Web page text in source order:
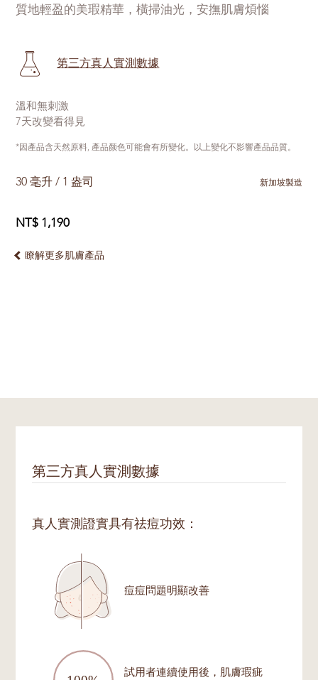
質地輕盈的美瑕精華，橫掃油光，安撫肌膚煩惱
第三方真人實測數據
溫和無刺激
7天改變看得見
*因產品含天然原料, 產品颜色可能會有所變化。以上變化不影響產品品質。
30 毫升 / 1 盎司 新加坡製造
NT$ 1,190
瞭解更多肌膚產品
第三方真人實測數據
真人實測證實具有祛痘功效：
痘痘問題明顯改善
試用者連續使用後，肌膚瑕疵